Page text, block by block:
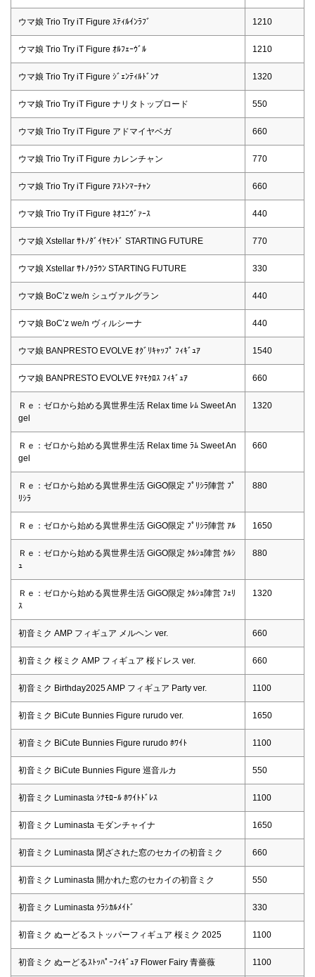
ウマ娘 Trio Try iT Figure ｽﾃｨﾙｲﾝﾗﾌﾞ 1210
ウマ娘 Trio Try iT Figure ｵﾙﾌｪｰｳﾞﾙ 1210
ウマ娘 Trio Try iT Figure ｼﾞｪﾝﾃｨﾙﾄﾞﾝﾅ 1320
ウマ娘 Trio Try iT Figure ナリタトップロード 550
ウマ娘 Trio Try iT Figure アドマイヤベガ 660
ウマ娘 Trio Try iT Figure カレンチャン 770
ウマ娘 Trio Try iT Figure ｱｽﾄﾝﾏｰﾁｬﾝ 660
ウマ娘 Trio Try iT Figure ﾈｵﾕﾆｳﾞｧｰｽ 440
ウマ娘 Xstellar ｻﾄﾉﾀﾞｲﾔﾓﾝﾄﾞ STARTING FUTURE 770
ウマ娘 Xstellar ｻﾄﾉｸﾗｳﾝ STARTING FUTURE 330
ウマ娘 BoC’z we/n シュヴァルグラン 440
ウマ娘 BoC’z we/n ヴィルシーナ 440
ウマ娘 BANPRESTO EVOLVE ｵｸﾞﾘｷｬｯﾌﾟ ﾌｨｷﾞｭｱ 1540
ウマ娘 BANPRESTO EVOLVE ﾀﾏﾓｸﾛｽ ﾌｨｷﾞｭｱ 660
Ｒｅ：ゼロから始める異世界生活 Relax time ﾚﾑ Sweet An
gel
1320
Ｒｅ：ゼロから始める異世界生活 Relax time ﾗﾑ Sweet An
gel
660
Ｒｅ：ゼロから始める異世界生活 GiGO限定 ﾌﾟﾘｼﾗ陣営 ﾌﾟ
ﾘｼﾗ
880
Ｒｅ：ゼロから始める異世界生活 GiGO限定 ﾌﾟﾘｼﾗ陣営 ｱﾙ 1650
Ｒｅ：ゼロから始める異世界生活 GiGO限定 ｸﾙｼｭ陣営 ｸﾙｼ
ｭ
880
Ｒｅ：ゼロから始める異世界生活 GiGO限定 ｸﾙｼｭ陣営 ﾌｪﾘ
ｽ
1320
初音ミク AMP フィギュア メルヘン ver. 660
初音ミク 桜ミク AMP フィギュア 桜ドレス ver. 660
初音ミク Birthday2025 AMP フィギュア Party ver. 1100
初音ミク BiCute Bunnies Figure rurudo ver. 1650
初音ミク BiCute Bunnies Figure rurudo ﾎﾜｲﾄ 1100
初音ミク BiCute Bunnies Figure 巡音ルカ 550
初音ミク Luminasta ｼﾅﾓﾛｰﾙ ﾎﾜｲﾄﾄﾞﾚｽ 1100
初音ミク Luminasta モダンチャイナ 1650
初音ミク Luminasta 閉ざされた窓のセカイの初音ミク 660
初音ミク Luminasta 開かれた窓のセカイの初音ミク 550
初音ミク Luminasta ｸﾗｼｶﾙﾒｲﾄﾞ 330
初音ミク ぬーどるストッパーフィギュア 桜ミク 2025 1100
初音ミク ぬーどるｽﾄｯﾊﾟｰﾌｨｷﾞｭｱ Flower Fairy 青薔薇 1100